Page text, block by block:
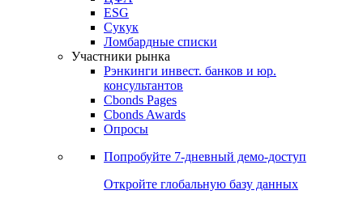
ESG
Сукук
Ломбардные списки
Участники рынка
Рэнкинги инвест. банков и юр.
консультантов
Cbonds Pages
Cbonds Awards
Опросы
Попробуйте 7-дневный демо-доступ
Откройте глобальную базу данных